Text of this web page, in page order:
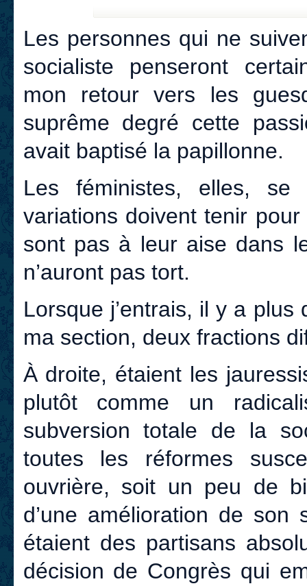
Les personnes qui ne
socialiste penseront
mon retour vers les
suprême degré cette
avait baptisé la papillonne.
Les féministes, elles, se
variations doivent tenir
sont pas à leur aise dans
n’auront pas tort.
Lorsque j’entrais, il y a
ma section, deux fractions
À droite, étaient les
plutôt comme un
subversion totale de la
toutes les réformes
ouvrière, soit un peu de
d’une amélioration de
étaient des partisans
décision de Congrès qui